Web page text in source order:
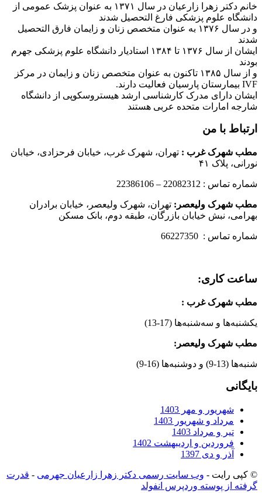
خانم دکتر زهرا زارعیان در سال ۱۳۷۱ به عنوان پزشک عمومی از
دانشگاه علوم پزشکی فارغ التحصیل شدند
و در سال ۱۳۷۶ به عنوان متخصص زنان و زایمان فارق التحصیل
شدند
ایشان از سال ۱۳۷۶ تا ۱۳۸۴ استادیار دانشگاه علوم پزشکی جهرم
بودند
و از سال ۱۳۸۵ تاکنون به عنوان متخصص زنان و زایمان در مرکز
IVF بیمارستان پارسیان فعالیت دارند.
ایشان دارای مدرک کارشناسی ارشد هیستروسکوپی از دانشگاه
شارجه امارات متحده عربی هستند
ارتباط با من
مطب شهرک غرب : تهران، شهرک غرب، خیابان فرحزادی، خیابان
نورانی، پلاک ۴۱
شماره تماس : 22082312 – 22386106
مطب شهرک ولیعصر: تهران، شهرک ولیعصر، خیابان برادران
بهرامی، نبش خیابان بازرگان، طبقه دوم، بانک مسکن
شماره تماس : 66227350
ساعت کاری:
مطب شهرک غرب :
یکشنبه‌ها و سه‌شنبه‌ها (17-13)
مطب شهرک ولیعصر:
شنبه‌ها (13-9) و دوشنبه‌ها (16-9)
بایگانی
شهریور و مهر 1403
مرداد و شهریور 1403
تیر و مرداد 1403
فروردین و اردیبهشت 1402
آذر و دی 1397
© کپی رایت - وب سایت رسمی دکتر زهرا زارعیان جهرمی - قدرت
گرفته از پوسته وردپرس انفولد